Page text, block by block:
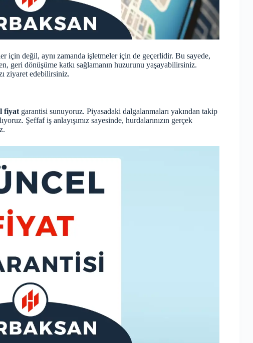
için değil, aynı zamanda işletmeler için de geçerlidir. Bu sayede,
geri dönüşüme katkı sağlamanın huzurunu yaşayabilirsiniz.
ziyaret edebilirsiniz.
fiyat garantisi sunuyoruz. Piyasadaki dalgalanmaları yakından takip
Şeffaf iş anlayışımız sayesinde, hurdalarınızın gerçek